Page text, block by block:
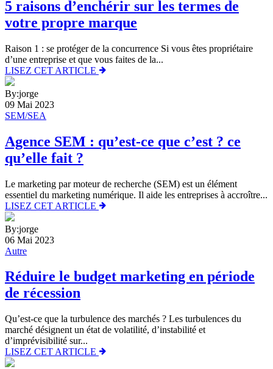
5 raisons d’enchérir sur les termes de
votre propre marque
Raison 1 : se protéger de la concurrence Si vous êtes propriétaire
d’une entreprise et que vous faites de la...
LISEZ CET ARTICLE
By:jorge
09 Mai 2023
SEM/SEA
Agence SEM : qu’est-ce que c’est ? ce
qu’elle fait ?
Le marketing par moteur de recherche (SEM) est un élément
essentiel du marketing numérique. Il aide les entreprises à accroître...
LISEZ CET ARTICLE
By:jorge
06 Mai 2023
Autre
Réduire le budget marketing en période
de récession
Qu’est-ce que la turbulence des marchés ? Les turbulences du
marché désignent un état de volatilité, d’instabilité et
d’imprévisibilité sur...
LISEZ CET ARTICLE